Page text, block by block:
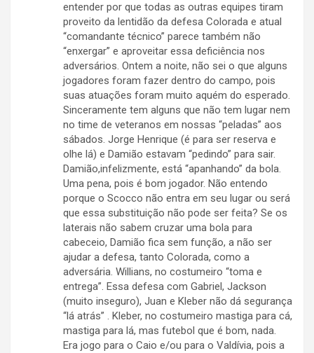
entender por que todas as outras equipes tiram
proveito da lentidão da defesa Colorada e atual
“comandante técnico” parece também não
“enxergar” e aproveitar essa deficiência nos
adversários. Ontem a noite, não sei o que alguns
jogadores foram fazer dentro do campo, pois
suas atuações foram muito aquém do esperado.
Sinceramente tem alguns que não tem lugar nem
no time de veteranos em nossas “peladas” aos
sábados. Jorge Henrique (é para ser reserva e
olhe lá) e Damião estavam “pedindo” para sair.
Damião,infelizmente, está “apanhando” da bola.
Uma pena, pois é bom jogador. Não entendo
porque o Scocco não entra em seu lugar ou será
que essa substituição não pode ser feita? Se os
laterais não sabem cruzar uma bola para
cabeceio, Damião fica sem função, a não ser
ajudar a defesa, tanto Colorada, como a
adversária. Willians, no costumeiro “toma e
entrega”. Essa defesa com Gabriel, Jackson
(muito inseguro), Juan e Kleber não dá segurança
“lá atrás” . Kleber, no costumeiro mastiga para cá,
mastiga para lá, mas futebol que é bom, nada.
Era jogo para o Caio e/ou para o Valdívia, pois a